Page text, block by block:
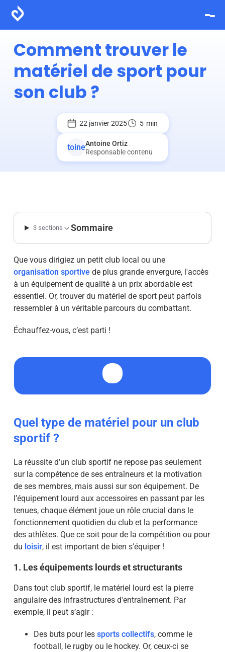
Comment trouver le
matériel de sport pour
son club ?
22 janvier 2025 5 min
Antoine Ortiz
Responsable contenu
3 sections Sommaire
Que vous dirigiez un petit club local ou une
organisation sportivede plus grande envergure, l'accès
à un équipement de qualité à un prix abordable est
essentiel. Or, trouver du matériel de sport peut parfois
ressembler à un véritable parcours du combattant.
Échauffez-vous, c’est parti !
Quel type de matériel pour un club
sportif ?
La réussite d’un club sportif ne repose pas seulement
sur la compétence de ses entraîneurs et la motivation
de ses membres, mais aussi sur son équipement. De
l’équipement lourd aux accessoires en passant par les
tenues, chaque élément joue un rôle crucial dans le
fonctionnement quotidien du club et la performance
des athlètes. Que ce soit pour de la compétition ou pour
du loisir, il est important de bien s'équiper !
1. Les équipements lourds et structurants
Dans tout club sportif, le matériel lourd est la pierre
angulaire des infrastructures d'entraînement. Par
exemple, il peut s’agir :
Des buts pour les sports collectifs, comme le
football, le rugby ou le hockey. Or, ceux-ci se